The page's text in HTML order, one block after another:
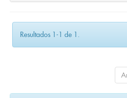
Resultados 1-1 de 1.